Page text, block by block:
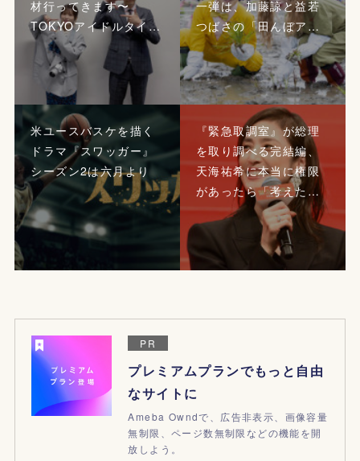
材行ってきます〜
TOKYOアイドルタイ…
一弾は、加藤諒と益若
つばさの「田んぼア…
米ユースバスケを描く
ドラマ『スワッガー』
シーズン2は六月より
『緊急取調室』が総理
を取り調べる完結編、
天海祐希に本当に権限
があったら「考えた…
PR
プレミアムプランでもっと自由
なサイトに
Ameba Owndで、広告非表示、画像容量
無制限、ページ数無制限などの機能を開
放しよう。